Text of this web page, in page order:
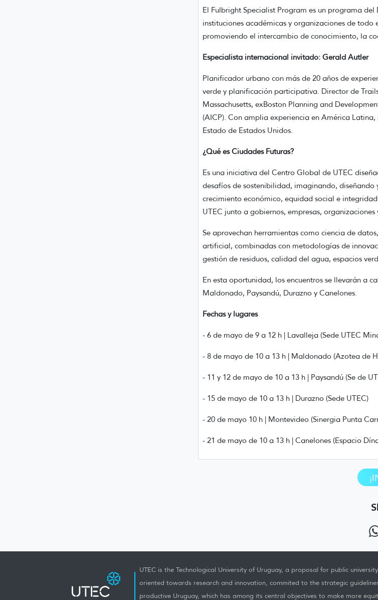
El Fulbright Specialist Program es un programa
instituciones académicas y organizaciones de
promoviendo el intercambio de conocimiento, la
Especialista internacional invitado: Gerald Autler
Planificador urbano con más de 20 años de
verde y planificación participativa. Director de
Massachusetts, exBoston Planning and
(AICP). Con amplia experiencia en América
Estado de Estados Unidos.
¿Qué es Ciudades Futuras?
Es una iniciativa del Centro Global de UTEC
desafíos de sostenibilidad, imaginando, diseñando
crecimiento económico, equidad social e
UTEC junto a gobiernos, empresas, organizaciones
Se aprovechan herramientas como ciencia de
artificial, combinadas con metodologías de
gestión de residuos, calidad del agua, espacios
En esta oportunidad, los encuentros se llevarán a
Maldonado, Paysandú, Durazno y Canelones.
Fechas y lugares
- 6 de mayo de 9 a 12 h | Lavalleja (Sede UTEC
- 8 de mayo de 10 a 13 h | Maldonado (Azotea de
- 11 y 12 de mayo de 10 a 13 h | Paysandú (Se de
- 15 de mayo de 10 a 13 h | Durazno (Sede UTEC)
- 20 de mayo 10 h | Montevideo (Sinergia Punta
- 21 de mayo de 10 a 13 h | Canelones (Espacio
UTEC is the Technological University of Uruguay, a proposal for public
oriented towards research and innovation, commited to the strategic
productive Uruguay, which has among its central objectives to make more